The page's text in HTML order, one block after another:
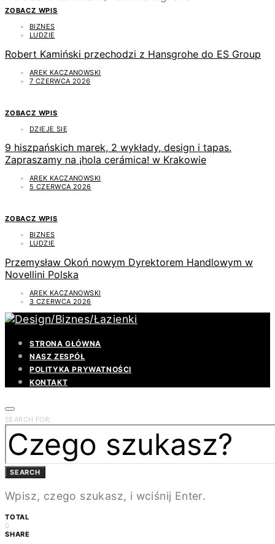
ZOBACZ WPIS
BIZNES
LUDZIE
Robert Kamiński przechodzi z Hansgrohe do ES Group
AREK KACZANOWSKI
7 CZERWCA 2026
ZOBACZ WPIS
DZIEJE SIĘ
9 hiszpańskich marek, 2 wykłady, design i tapas.
Zapraszamy na ¡hola cerámica! w Krakowie
AREK KACZANOWSKI
5 CZERWCA 2026
ZOBACZ WPIS
BIZNES
LUDZIE
Przemysław Okoń nowym Dyrektorem Handlowym w
Novellini Polska
AREK KACZANOWSKI
3 CZERWCA 2026
STRONA GŁÓWNA
NASZ ZESPÓŁ
POLITYKA PRYWATNOŚCI
KONTAKT
SEARCH FOR:
SEARCH
Wpisz, czego szukasz, i wciśnij Enter.
TOTAL
0
SHARE